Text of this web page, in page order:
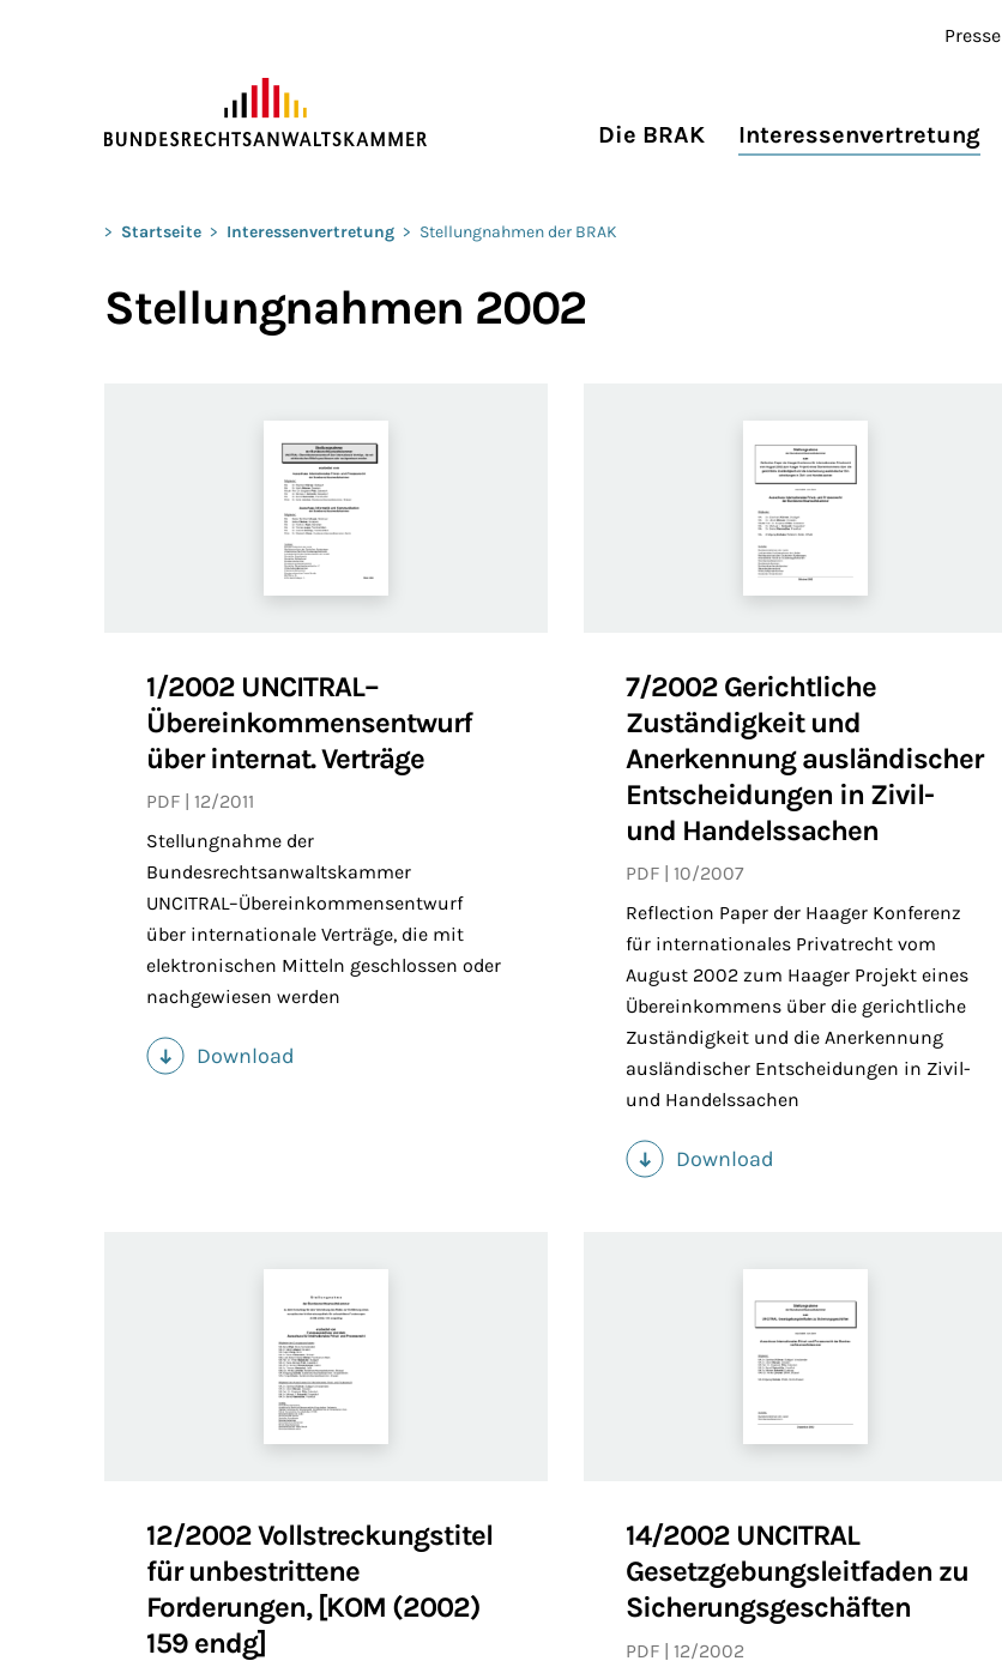
Presse
Die BRAK Interessenvertretung
Sie befinden sich hier:
> Startseite > Interessenvertretung > Stellungnahmen der BRAK
Stellungnahmen 2002
1/2002 UNCITRAL–
Übereinkommensentwurf
über internat. Verträge
PDF
12/2011
Stellungnahme der
Bundesrechtsanwaltskammer
UNCITRAL–Übereinkommensentwurf
über internationale Verträge, die mit
elektronischen Mitteln geschlossen oder
nachgewiesen werden
Download
(PDF)
7/2002 Gerichtliche
Zuständigkeit und
Anerkennung ausländischer
Entscheidungen in Zivil-
und Handelssachen
PDF
10/2007
Reflection Paper der Haager Konferenz
für internationales Privatrecht vom
August 2002 zum Haager Projekt eines
Übereinkommens über die gerichtliche
Zuständigkeit und die Anerkennung
ausländischer Entscheidungen in Zivil-
und Handelssachen
Download
(PDF)
12/2002 Vollstreckungstitel
für unbestrittene
Forderungen, [KOM (2002)
159 endg]
14/2002 UNCITRAL
Gesetzgebungsleitfaden zu
Sicherungsgeschäften
PDF
12/2002